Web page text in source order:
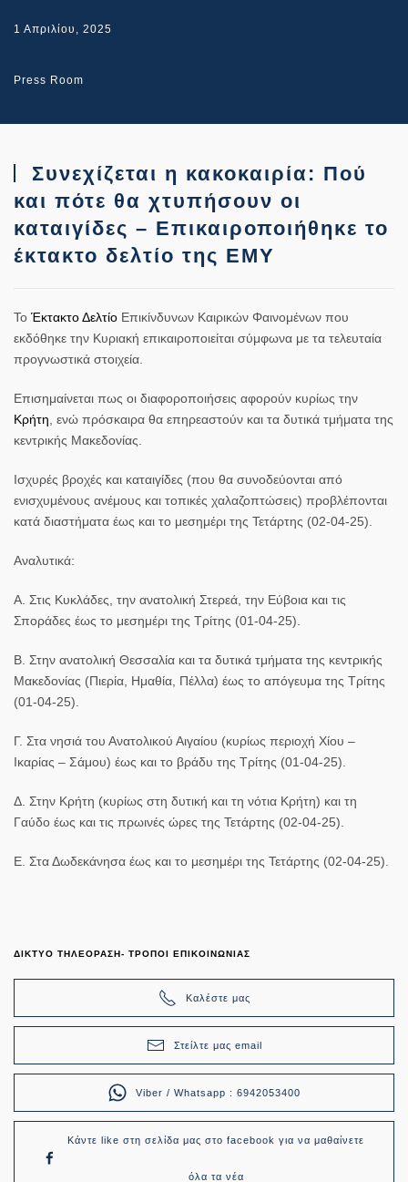
1 Απριλίου, 2025
Press Room
Συνεχίζεται η κακοκαιρία: Πού
και πότε θα χτυπήσουν οι
καταιγίδες – Επικαιροποιήθηκε το
έκτακτο δελτίο της ΕΜΥ
Το Έκτακτο Δελτίο Επικίνδυνων Καιρικών Φαινομένων που
εκδόθηκε την Κυριακή επικαιροποιείται σύμφωνα με τα τελευταία
προγνωστικά στοιχεία.
Επισημαίνεται πως οι διαφοροποιήσεις αφορούν κυρίως την
Κρήτη , ενώ πρόσκαιρα θα επηρεαστούν και τα δυτικά τμήματα της
κεντρικής Μακεδονίας.
Ισχυρές βροχές και καταιγίδες (που θα συνοδεύονται από
ενισχυμένους ανέμους και τοπικές χαλαζοπτώσεις) προβλέπονται
κατά διαστήματα έως και το μεσημέρι της Τετάρτης (02-04-25).
Αναλυτικά:
Α. Στις Κυκλάδες, την ανατολική Στερεά, την Εύβοια και τις
Σποράδες έως το μεσημέρι της Τρίτης (01-04-25).
Β. Στην ανατολική Θεσσαλία και τα δυτικά τμήματα της κεντρικής
Μακεδονίας (Πιερία, Ημαθία, Πέλλα) έως το απόγευμα της Τρίτης
(01-04-25).
Γ. Στα νησιά του Ανατολικού Αιγαίου (κυρίως περιοχή Χίου –
Ικαρίας – Σάμου) έως και το βράδυ της Τρίτης (01-04-25).
Δ. Στην Κρήτη (κυρίως στη δυτική και τη νότια Κρήτη) και τη
Γαύδο έως και τις πρωινές ώρες της Τετάρτης (02-04-25).
Ε. Στα Δωδεκάνησα έως και το μεσημέρι της Τετάρτης (02-04-25).
ΔΙΚΤΥΟ ΤΗΛΕΟΡΑΣΗ- ΤΡΟΠΟΙ ΕΠΙΚΟΙΝΩΝΙΑΣ
Καλέστε μας
Στείλτε μας email
Viber / Whatsapp : 6942053400
Κάντε like στη σελίδα μας στο facebook για να μαθαίνετε
όλα τα νέα